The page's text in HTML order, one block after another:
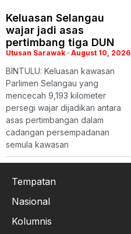
Keluasan Selangau
wajar jadi asas
pertimbang tiga DUN
Utusan Sarawak August 10, 2026
BINTULU: Keluasan kawasan
Parlimen Selangau yang
mencecah 9,193 kilometer
persegi wajar dijadikan antara
asas pertimbangan dalam
cadangan persempadanan
semula kawasan
Tempatan
Nasional
Kolumnis